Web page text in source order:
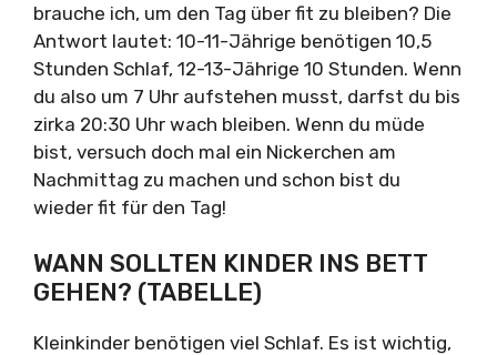
brauche ich, um den Tag über fit zu bleiben? Die
Antwort lautet: 10-11-Jährige benötigen 10,5
Stunden Schlaf, 12-13-Jährige 10 Stunden. Wenn
du also um 7 Uhr aufstehen musst, darfst du bis
zirka 20:30 Uhr wach bleiben. Wenn du müde
bist, versuch doch mal ein Nickerchen am
Nachmittag zu machen und schon bist du
wieder fit für den Tag!
WANN SOLLTEN KINDER INS BETT
GEHEN? (TABELLE)
Kleinkinder benötigen viel Schlaf. Es ist wichtig,